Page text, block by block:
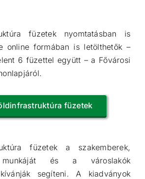
füzetek nyomtatásban is
online formában is letölthetők –
6 füzettel együtt – a Fővárosi
füzetek
füzetek a szakemberek,
munkáját és a városlakók
segíteni. A kiadványok